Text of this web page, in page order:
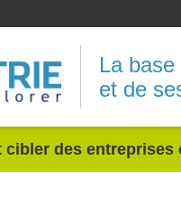
La base
et de
cibler des